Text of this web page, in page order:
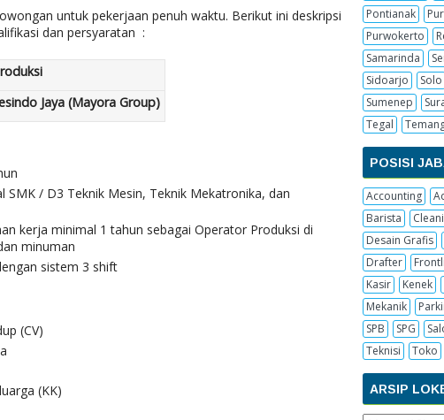
untuk pekerjaan penuh waktu. Berikut ini deskripsi
dan persyaratan :
Jaya (Mayora Group)
SMK / D3 Teknik Mesin, Teknik Mekatronika, dan
kerja minimal 1 tahun sebagai Operator Produksi di
minuman
sistem 3 shift
(CV)
(KK)
Pontianak
Purwokerto
Samarinda
Sidoarjo
Solo
Sumenep
Tegal
POSISI
Accounting
Barista
Desain Grafis
Drafter
Kasir
Kenek
Mekanik
SPB
SPG
Teknisi
Toko
ARSIP